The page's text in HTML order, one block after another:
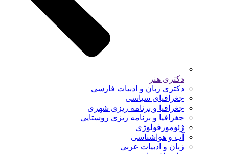
دکتری هنر
دکتری زبان و ادبیات فارسی
جغرافیای سیاسی
جغرافیا و برنامه ریزی شهری
جغرافیا و برنامه ریزی روستایی
ژئومورفولوژی
آب و هواشناسی
زبان و ادبیات عربی